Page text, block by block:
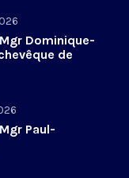
Dominique-
de
Paul-